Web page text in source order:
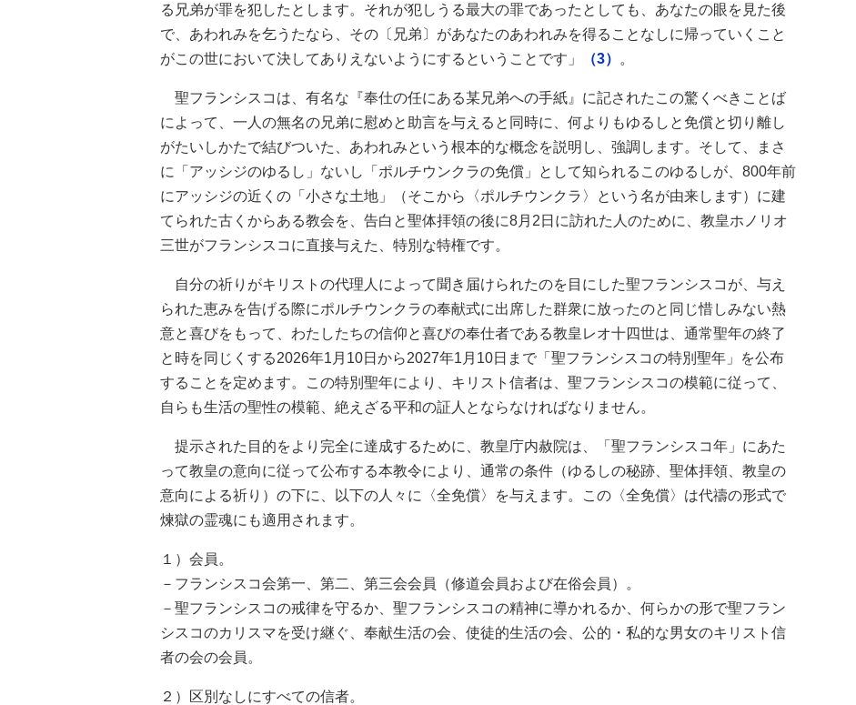
る兄弟が罪を犯したとします。それが犯しうる最大の罪であったとしても、あなたの眼を見た後
で、あわれみを乞うたなら、その〔兄弟〕があなたのあわれみを得ることなしに帰っていくこと
がこの世において決してありえないようにするということです」
（3） 。
聖フランシスコは、有名な『奉仕の任にある某兄弟への手紙』に記されたこの驚くべきことば
によって、一人の無名の兄弟に慰めと助言を与えると同時に、何よりもゆるしと免償と切り離し
がたいしかたで結びついた、あわれみという根本的な概念を説明し、強調します。そして、まさ
に「アッシジのゆるし」ないし「ポルチウンクラの免償」として知られるこのゆるしが、800年前
にアッシジの近くの「小さな土地」（そこから〈ポルチウンクラ〉という名が由来します）に建
てられた古くからある教会を、告白と聖体拝領の後に8月2日に訪れた人のために、教皇ホノリオ
三世がフランシスコに直接与えた、特別な特権です。
自分の祈りがキリストの代理人によって聞き届けられたのを目にした聖フランシスコが、与え
られた恵みを告げる際にポルチウンクラの奉献式に出席した群衆に放ったのと同じ惜しみない熱
意と喜びをもって、わたしたちの信仰と喜びの奉仕者である教皇レオ十四世は、通常聖年の終了
と時を同じくする2026年1月10日から2027年1月10日まで「聖フランシスコの特別聖年」を公布
することを定めます。この特別聖年により、キリスト信者は、聖フランシスコの模範に従って、
自らも生活の聖性の模範、絶えざる平和の証人とならなければなりません。
提示された目的をより完全に達成するために、教皇庁内赦院は、「聖フランシスコ年」にあた
って教皇の意向に従って公布する本教令により、通常の条件（ゆるしの秘跡、聖体拝領、教皇の
意向による祈り）の下に、以下の人々に〈全免償〉を与えます。この〈全免償〉は代禱の形式で
煉獄の霊魂にも適用されます。
１）会員。
－フランシスコ会第一、第二、第三会会員（修道会員および在俗会員）。
－聖フランシスコの戒律を守るか、聖フランシスコの精神に導かれるか、何らかの形で聖フラン
シスコのカリスマを受け継ぐ、奉献生活の会、使徒的生活の会、公的・私的な男女のキリスト信
者の会の会員。
２）区別なしにすべての信者。